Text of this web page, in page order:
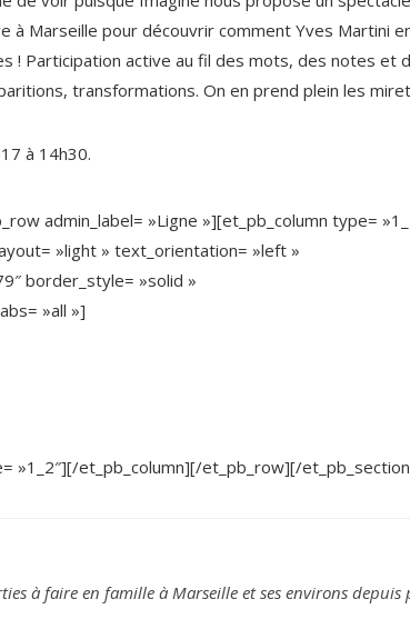
à Marseille pour découvrir comment Yves Martini
! Participation active au fil des mots, des notes et
transformations. On en prend plein les
à 14h30.
admin_label= »Ligne »][et_pb_column type=
»light » text_orientation= »left »
border_style= »solid »
»all »]
»1_2″][/et_pb_column][/et_pb_row][/
à faire en famille à Marseille et ses environs depuis